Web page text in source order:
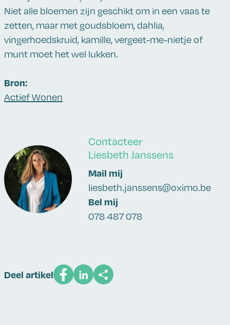
Niet alle bloemen zijn geschikt om in een vaas te
zetten, maar met goudsbloem, dahlia,
vingerhoedskruid, kamille, vergeet-me-nietje of
munt moet het wel lukken.
Bron:
Actief Wonen
Contacteer
Liesbeth Janssens
Mail mij
liesbeth.janssens@oximo.be
Bel mij
078 487 078
Deel artikel